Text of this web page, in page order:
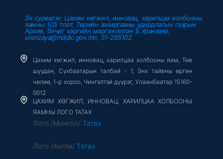
Эх сурвалж: Цахим хөгжил, инновац, харилцаа холбооны
яамны 105 тоот, Төрийн захиргааны удирдлагын газрын
Архив, бичиг хэргийн мэргэжилтэн Б.Уранзаяа,
uranzaya@mddic.gov.mn, 51-265102
Цахим хөгжил, инновац, харилцаа холбооны яам, Төв
шуудан, Сүхбаатарын талбай - 1, Энх тайвны өргөн
чөлөө, 1-р хороо, Чингэлтэй дүүрэг, Улаанбаатар 15160-
0012
ЦАХИМ ХӨГЖИЛ, ИННОВАЦ, ХАРИЛЦАА ХОЛБООНЫ
ЯАМНЫ ЛОГО ТАТАХ
Лого /Монгол/ Татах
Лого /Англи/ Татах